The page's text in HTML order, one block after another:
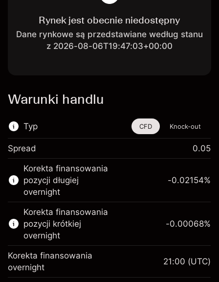
Rynek jest obecnie niedostępny
Dane rynkowe są przedstawiane według stanu
z 2026-08-06T19:47:03+00:00
Warunki handlu
Typ
Ten instrument finansowy jest dostępny do
handlu poprzez CFD i opcje knock-out
Więcej informacji:
Kontrakty CFD
Opcje knock-out
CFD Knock-out
Spread 0.05
Korekta finansowania
pozycji długiej
overnight
Depozyt
-0.02154%
Korekta finansowania
pozycji krótkiej
overnight
-0.00068%
Korekta finansowania
overnight
21:00 (UTC)